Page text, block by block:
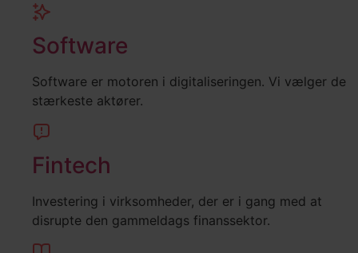
Software
Software er motoren i digitaliseringen. Vi vælger de
stærkeste aktører.
Fintech
Investering i virksomheder, der er i gang med at
disrupte den gammeldags finanssektor.